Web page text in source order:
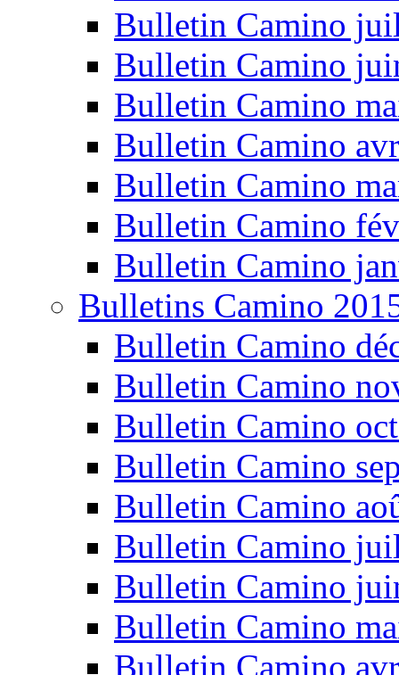
Bulletin Camino
Bulletin Camino
Bulletin Camino
Bulletin Camino
Bulletin Camino
Bulletin Camino
Bulletin Camino
Bulletins Camino
Bulletin Camino
Bulletin Camino
Bulletin Camino
Bulletin Camino
Bulletin Camino
Bulletin Camino
Bulletin Camino
Bulletin Camino
Bulletin Camino